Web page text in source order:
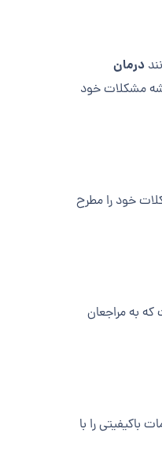
درمان
مشکلات خود
خود را مطرح
که به مراجعان
باکیفیتی را با